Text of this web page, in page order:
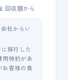
回収額から
社からい
移行した
用特約があ
客様の負